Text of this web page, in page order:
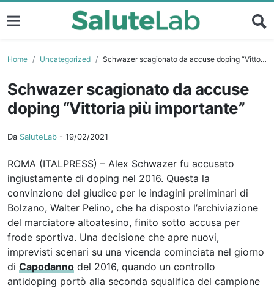
Home Uncategorized Schwazer scagionato da accuse doping “Vittoria più importante”
Schwazer scagionato da accuse
doping “Vittoria più importante”
Da SaluteLab - 19/02/2021
ROMA (ITALPRESS) – Alex Schwazer fu accusato
ingiustamente di doping nel 2016. Questa la
convinzione del giudice per le indagini preliminari di
Bolzano, Walter Pelino, che ha disposto l’archiviazione
del marciatore altoatesino, finito sotto accusa per
frode sportiva. Una decisione che apre nuovi,
imprevisti scenari su una vicenda cominciata nel giorno
di Capodanno del 2016, quando un controllo
antidoping portò alla seconda squalifica del campione